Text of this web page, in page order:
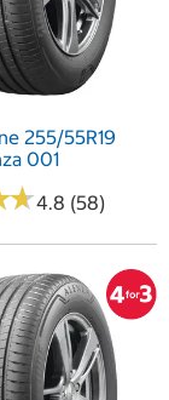
255/55R19
001
★
★4.8 (58)